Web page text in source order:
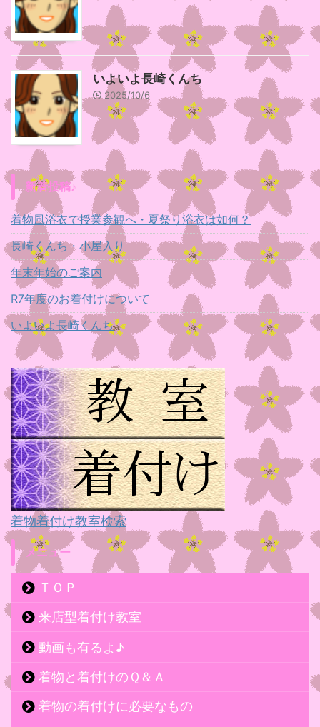
いよいよ長崎くんち
2025/10/6
新着投稿♪
着物風浴衣で授業参観へ・夏祭り浴衣は如何？
長崎くんち・小屋入り
年末年始のご案内
R7年度のお着付けについて
いよいよ長崎くんち
着物着付け教室検索
メニュー
ＴＯＰ
来店型着付け教室
動画も有るよ♪
着物と着付けのＱ＆Ａ
着物の着付けに必要なもの